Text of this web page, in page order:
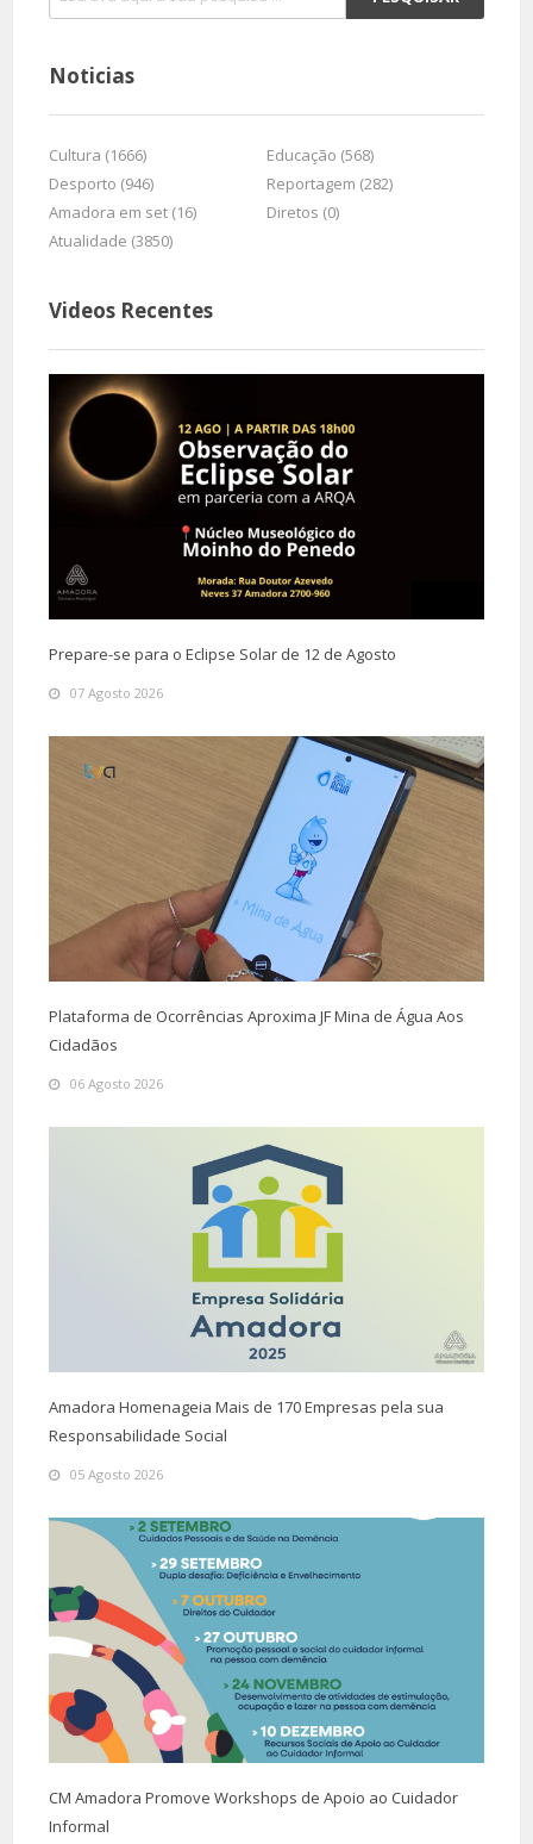
Noticias
Cultura (1666)
Educação (568)
Desporto (946)
Reportagem (282)
Amadora em set (16)
Diretos (0)
Atualidade (3850)
Videos Recentes
Prepare-se para o Eclipse Solar de 12 de Agosto
07 Agosto 2026
Plataforma de Ocorrências Aproxima JF Mina de Água Aos
Cidadãos
06 Agosto 2026
Amadora Homenageia Mais de 170 Empresas pela sua
Responsabilidade Social
05 Agosto 2026
CM Amadora Promove Workshops de Apoio ao Cuidador
Informal